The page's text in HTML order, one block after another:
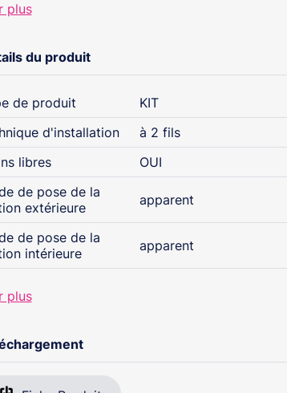
le moniteur ou depuis l’application mobile.
plus
du produit
de produit
KIT
d'installation
à 2 fils
libres
OUI
de pose de la
extérieure
apparent
de pose de la
intérieure
apparent
plus